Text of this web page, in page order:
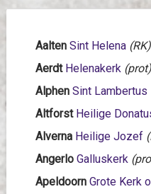
Aalten Sint Helena (RK)
Aerdt Helenakerk (prot)
Alphen Sint Lambertus
Altforst Heilige
Alverna Heilige Jozef
Angerlo Galluskerk
Apeldoorn Grote Kerk